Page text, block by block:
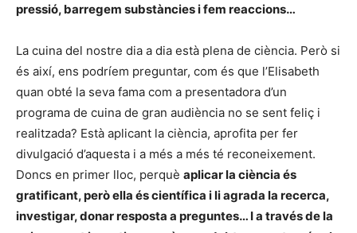
pressió, barregem substàncies i fem reaccions…
La cuina del nostre dia a dia està plena de ciència. Però si
és així, ens podríem preguntar, com és que l’Elisabeth
quan obté la seva fama com a presentadora d’un
programa de cuina de gran audiència no se sent feliç i
realitzada? Està aplicant la ciència, aprofita per fer
divulgació d’aquesta i a més a més té reconeixement.
Doncs en primer lloc, perquè aplicar la ciència és
gratificant, però ella és científica i li agrada la recerca,
investigar, donar resposta a preguntes… I a través de la